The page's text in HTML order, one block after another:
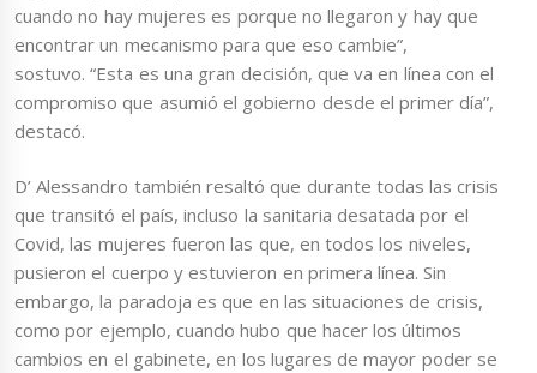
cuando no hay mujeres es porque no llegaron y hay que
encontrar un mecanismo para que eso cambie”,
sostuvo. “Esta es una gran decisión, que va en línea con el
compromiso que asumió el gobierno desde el primer día”,
destacó.
D’ Alessandro también resaltó que durante todas las crisis
que transitó el país, incluso la sanitaria desatada por el
Covid, las mujeres fueron las que, en todos los niveles,
pusieron el cuerpo y estuvieron en primera línea. Sin
embargo, la paradoja es que en las situaciones de crisis,
como por ejemplo, cuando hubo que hacer los últimos
cambios en el gabinete, en los lugares de mayor poder se